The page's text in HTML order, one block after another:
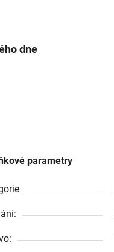
dne
parametry